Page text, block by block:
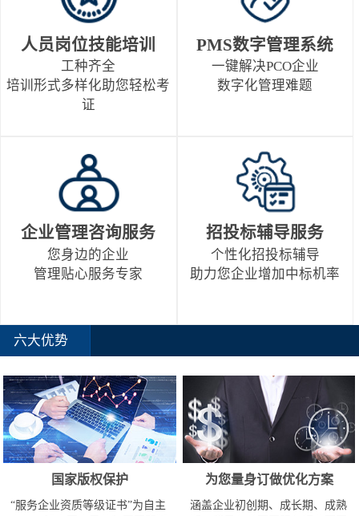
人员岗位技能培训
工种齐全
培训形式多样化助您轻松考
证
PMS数字管理系统
一键解决PCO企业
数字化管理难题
企业管理咨询服务
您身边的企业
管理贴心服务专家
招投标辅导服务
个性化招投标辅导
助力您企业增加中标机率
六大优势
国家版权保护
“服务企业资质等级证书”为自主
为您量身订做优化方案
涵盖企业初创期、成长期、成熟